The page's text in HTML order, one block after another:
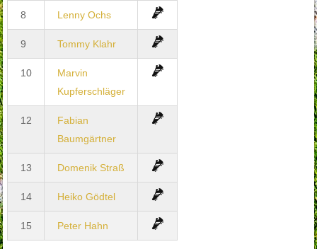
8 Lenny Ochs
9 Tommy Klahr
10
Marvin
Kupferschläger
12
Fabian
Baumgärtner
13 Domenik Straß
14 Heiko Gödtel
15 Peter Hahn